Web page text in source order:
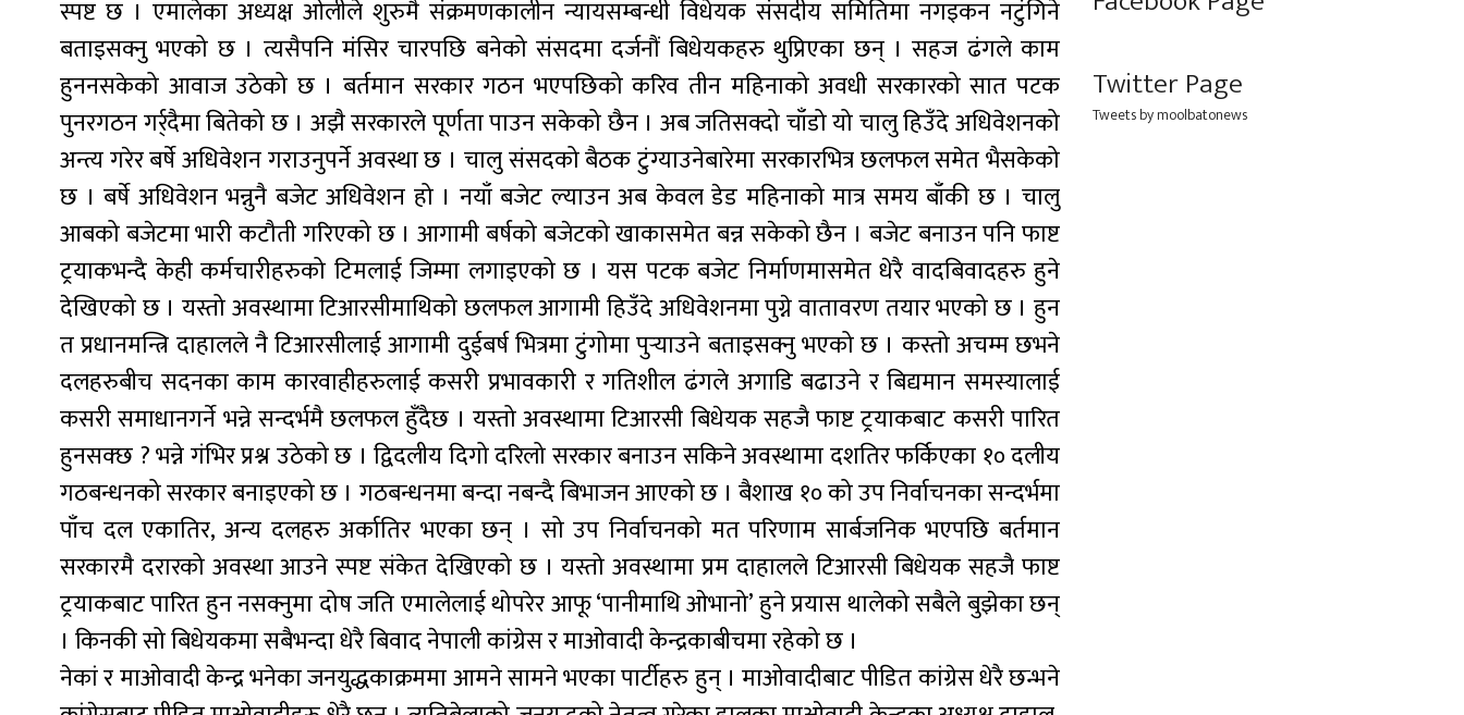
स्पष्ट छ । एमालेका अध्यक्ष ओलीले शुरुमै संक्रमणकालीन न्यायसम्बन्धी विधेयक संसदीय समितिमा नगइकन नटुंगिने
बताइसक्नु भएको छ । त्यसैपनि मंसिर चारपछि बनेको संसदमा दर्जनौं बिधेयकहरु थुप्रिएका छन् । सहज ढंगले काम
हुननसकेको आवाज उठेको छ । बर्तमान सरकार गठन भएपछिको करिव तीन महिनाको अवधी सरकारको सात पटक
पुनरगठन गर्र्दैमा बितेको छ । अझै सरकारले पूर्णता पाउन सकेको छैन । अब जतिसक्दो चाँडो यो चालु हिउँदे अधिवेशनको
अन्त्य गरेर बर्षे अधिवेशन गराउनुपर्ने अवस्था छ । चालु संसदको बैठक टुंग्याउनेबारेमा सरकारभित्र छलफल समेत भैसकेको
छ । बर्षे अधिवेशन भन्नुनै बजेट अधिवेशन हो । नयाँ बजेट ल्याउन अब केवल डेड महिनाको मात्र समय बाँकी छ । चालु
आबको बजेटमा भारी कटौती गरिएको छ । आगामी बर्षको बजेटको खाकासमेत बन्न सकेको छैन । बजेट बनाउन पनि फाष्ट
ट्रयाकभन्दै केही कर्मचारीहरुको टिमलाई जिम्मा लगाइएको छ । यस पटक बजेट निर्माणमासमेत धेरै वादबिवादहरु हुने
देखिएको छ । यस्तो अवस्थामा टिआरसीमाथिको छलफल आगामी हिउँदे अधिवेशनमा पुग्ने वातावरण तयार भएको छ । हुन
त प्रधानमन्त्रि दाहालले नै टिआरसीलाई आगामी दुईबर्ष भित्रमा टुंगोमा पुर्‍याउने बताइसक्नु भएको छ । कस्तो अचम्म छभने
दलहरुबीच सदनका काम कारवाहीहरुलाई कसरी प्रभावकारी र गतिशील ढंगले अगाडि बढाउने र बिद्यमान समस्यालाई
कसरी समाधानगर्ने भन्ने सन्दर्भमै छलफल हुँदैछ । यस्तो अवस्थामा टिआरसी बिधेयक सहजै फाष्ट ट्रयाकबाट कसरी पारित
हुनसक्छ ? भन्ने गंभिर प्रश्न उठेको छ । द्विदलीय दिगो दरिलो सरकार बनाउन सकिने अवस्थामा दशतिर फर्किएका १० दलीय
गठबन्धनको सरकार बनाइएको छ । गठबन्धनमा बन्दा नबन्दै बिभाजन आएको छ । बैशाख १० को उप निर्वाचनका सन्दर्भमा
पाँच दल एकातिर, अन्य दलहरु अर्कातिर भएका छन् । सो उप निर्वाचनको मत परिणाम सार्बजनिक भएपछि बर्तमान
सरकारमै दरारको अवस्था आउने स्पष्ट संकेत देखिएको छ । यस्तो अवस्थामा प्रम दाहालले टिआरसी बिधेयक सहजै फाष्ट
ट्रयाकबाट पारित हुन नसक्नुमा दोष जति एमालेलाई थोपरेर आफू ‘पानीमाथि ओभानो’ हुने प्रयास थालेको सबैले बुझेका छन्
। किनकी सो बिधेयकमा सबैभन्दा धेरै बिवाद नेपाली कांग्रेस र माओवादी केन्द्रकाबीचमा रहेको छ ।
नेकां र माओवादी केन्द्र भनेका जनयुद्धकाक्रममा आमने सामने भएका पार्टीहरु हुन् । माओवादीबाट पीडित कांग्रेस धेरै छन्भने
Twitter Page
Tweets by moolbatonews